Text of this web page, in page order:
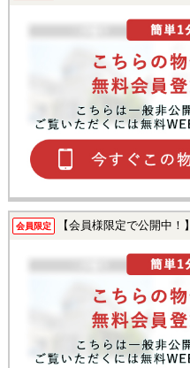
会員限定 【会員様限定で公開中！】